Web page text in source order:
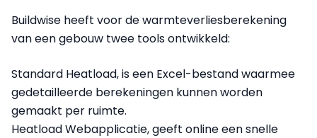
Buildwise heeft voor de warmteverliesberekening
van een gebouw twee tools ontwikkeld:
Standard Heatload, is een Excel-bestand waarmee
gedetailleerde berekeningen kunnen worden
gemaakt per ruimte.
Heatload Webapplicatie, geeft online een snelle